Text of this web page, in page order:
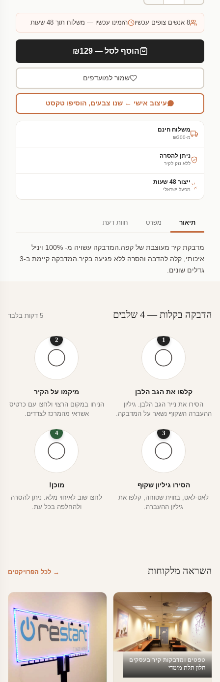
8 אנשים צופים עכשיו הזמינו עכשיו — משלוח תוך 48 שעות
הוסף לסל — ₪129
שמור למועדפים
עיצוב אישי ← שנו צבעים, הוסיפו טקסט
משלוח חינם
מ-₪300
ניתן להסרה
ללא נזק לקיר
ייצור 48 שעות
מפעל ישראלי
תיאור מפרט חוות דעת
מדבקת קיר מעוצבת של קפה.המדבקה עשויה מ- 100% ויניל
איכותי, קלה להדבה והסרה ללא פגיעה בקיר.המדבקה קיימת ב-3
גדלים שונים.
הדבקה בקלות — 4 שלבים 5 דקות בלבד
1
קלפו את הגב הלבן
הסירו את נייר הגב הלבן. גיליון
ההעברה השקוף נשאר על המדבקה.
2
מיקמו על הקיר
הניחו במקום הרצוי ולחצו עם כרטיס
אשראי מהמרכז לצדדים.
3
הסירו גיליון שקוף
לאט-לאט, בזווית שטוחה, קלפו את
גיליון ההעברה.
4
מוכן!
לחצו שוב לאיחוי מלא. ניתן להסרה
ולהחלפה בכל עת.
השראה מלקוחות → לכל הפרויקטים
טפטים ומדבקות קיר בעסקים
חלון תלת מימדי